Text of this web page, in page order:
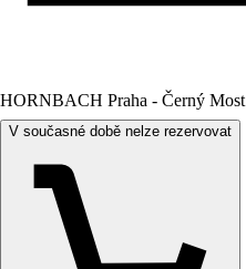
HORNBACH Praha - Černý Most
V současné době nelze rezervovat